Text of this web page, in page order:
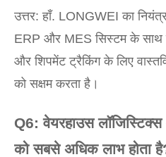
उत्तर: हाँ. LONGWEI का
ERP और MES सिस्टम के साथ
और शिपमेंट ट्रैकिंग के लिए
को सक्षम करता है।
Q6: वेयरहाउस
को सबसे अधिक लाभ होता